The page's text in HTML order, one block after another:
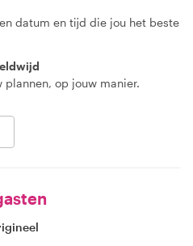
datum en tijd die jou het beste
op jouw manier.